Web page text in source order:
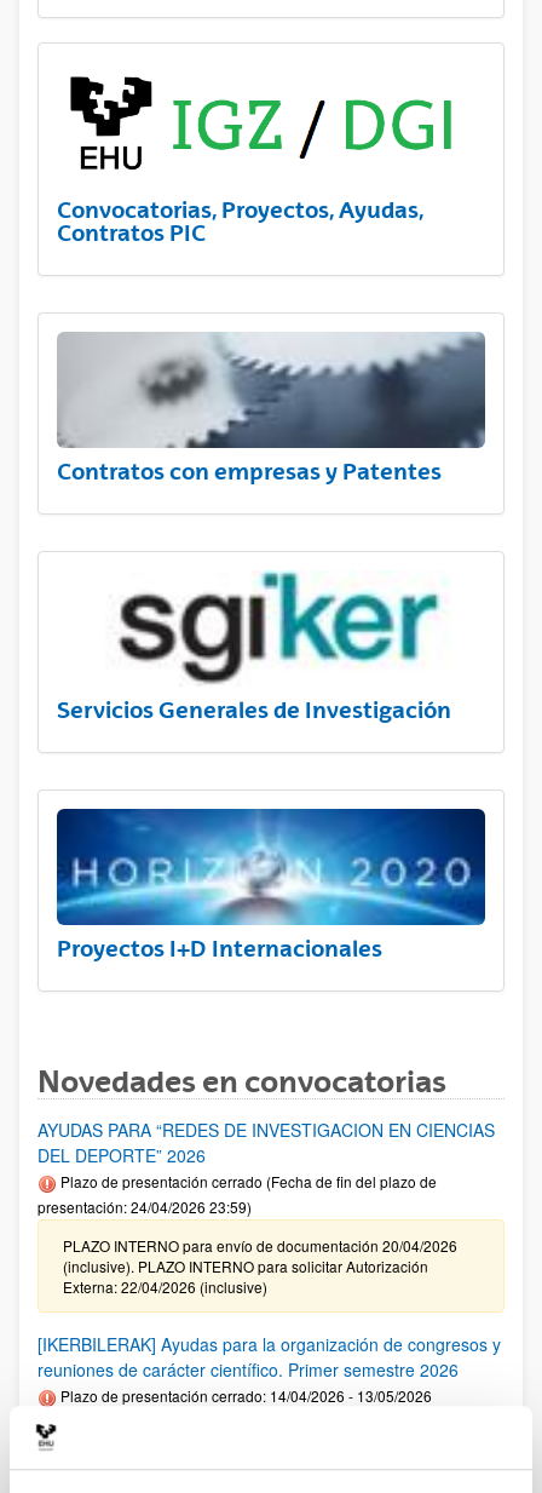
Convocatorias, Proyectos, Ayudas,
Contratos PIC
Contratos con empresas y Patentes
Servicios Generales de Investigación
Proyectos I+D Internacionales
Novedades en convocatorias
AYUDAS PARA “REDES DE INVESTIGACION EN CIENCIAS
DEL DEPORTE” 2026
Plazo de presentación cerrado (Fecha de fin del plazo de
presentación: 24/04/2026 23:59)
PLAZO INTERNO para envío de documentación 20/04/2026
(inclusive). PLAZO INTERNO para solicitar Autorización
Externa: 22/04/2026 (inclusive)
[IKERBILERAK] Ayudas para la organización de congresos y
reuniones de carácter científico. Primer semestre 2026
Plazo de presentación cerrado: 14/04/2026 - 13/05/2026